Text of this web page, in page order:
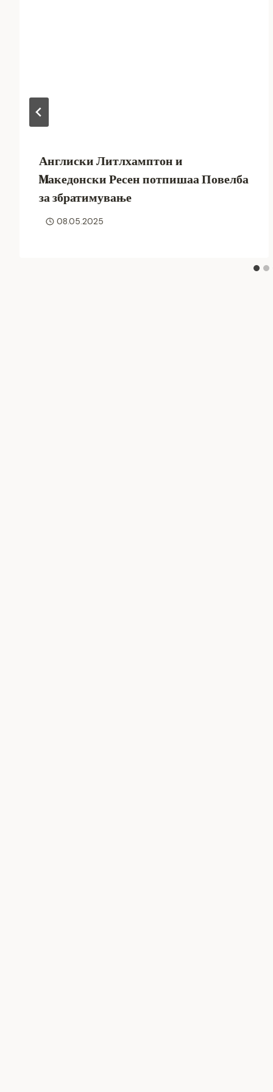
Англиски Литлхамптон и
Mакедонски Ресен потпишаа Повелба
за збратимување
08.05.2025